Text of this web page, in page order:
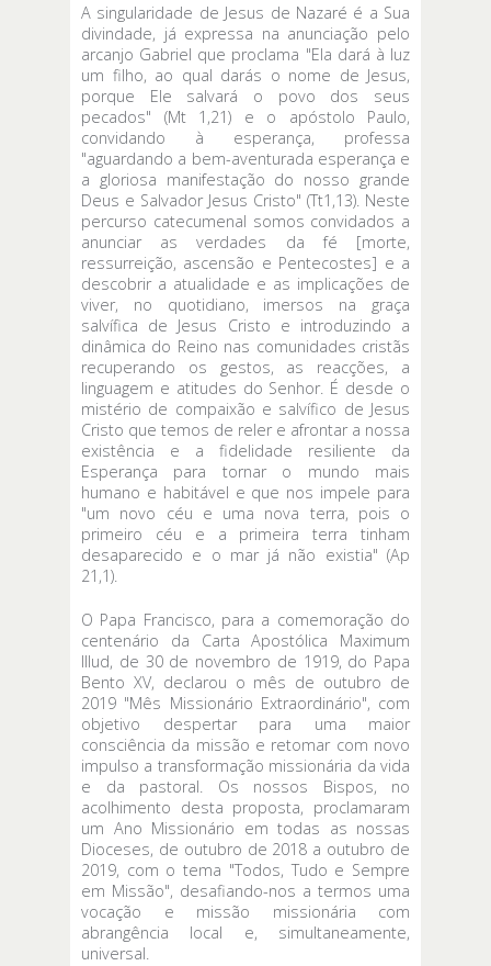
A singularidade de Jesus de Nazaré é a Sua
divindade, já expressa na anunciação pelo
arcanjo Gabriel que proclama "Ela dará à luz
um filho, ao qual darás o nome de Jesus,
porque Ele salvará o povo dos seus
pecados" (Mt 1,21) e o apóstolo Paulo,
convidando à esperança, professa
"aguardando a bem-aventurada esperança e
a gloriosa manifestação do nosso grande
Deus e Salvador Jesus Cristo" (Tt1,13). Neste
percurso catecumenal somos convidados a
anunciar as verdades da fé [morte,
ressurreição, ascensão e Pentecostes] e a
descobrir a atualidade e as implicações de
viver, no quotidiano, imersos na graça
salvífica de Jesus Cristo e introduzindo a
dinâmica do Reino nas comunidades cristãs
recuperando os gestos, as reacções, a
linguagem e atitudes do Senhor. É desde o
mistério de compaixão e salvífico de Jesus
Cristo que temos de reler e afrontar a nossa
existência e a fidelidade resiliente da
Esperança para tornar o mundo mais
humano e habitável e que nos impele para
"um novo céu e uma nova terra, pois o
primeiro céu e a primeira terra tinham
desaparecido e o mar já não existia" (Ap
21,1).
O Papa Francisco, para a comemoração do
centenário da Carta Apostólica Maximum
Illud, de 30 de novembro de 1919, do Papa
Bento XV, declarou o mês de outubro de
2019 "Mês Missionário Extraordinário", com
objetivo despertar para uma maior
consciência da missão e retomar com novo
impulso a transformação missionária da vida
e da pastoral. Os nossos Bispos, no
acolhimento desta proposta, proclamaram
um Ano Missionário em todas as nossas
Dioceses, de outubro de 2018 a outubro de
2019, com o tema "Todos, Tudo e Sempre
em Missão", desafiando-nos a termos uma
vocação e missão missionária com
abrangência local e, simultaneamente,
universal.